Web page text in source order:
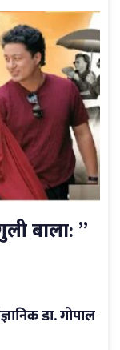
बाला: ”
डा. गोपाल